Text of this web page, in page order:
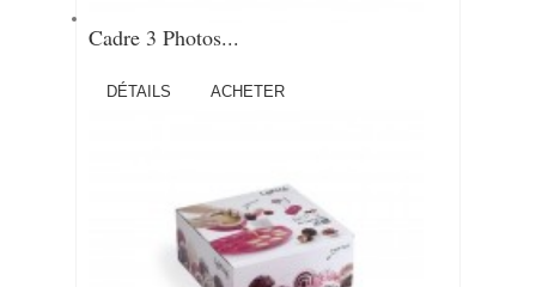
Cadre 3 Photos...
DÉTAILS ACHETER